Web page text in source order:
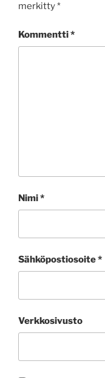
merkitty*
Kommentti*
Nimi*
Sähköpostiosoite*
Verkkosivusto